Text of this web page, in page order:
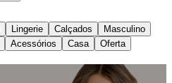
Lingerie Calçados
Masculino
Acessórios Casa Oferta